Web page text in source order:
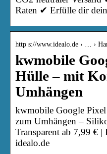
Raten ✔ Erfülle dir
http s://www.idealo.de › … ›
kwmobile
Hülle – mit
Umhängen
kwmobile Google
zum Umhängen –
Transparent ab 7,99 € |
idealo.de